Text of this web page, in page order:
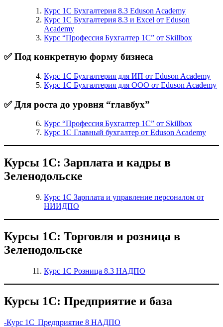
Курс 1С Бухгалтерия 8.3 Eduson Academy
Курс 1С Бухгалтерия 8.3 и Excel от Eduson
Academy
Курс “Профессия Бухгалтер 1С” от Skillbox
✅ Под конкретную форму бизнеса
Курс 1С Бухгалтерия для ИП от Eduson Academy
Курс 1С Бухгалтерия для ООО от Eduson Academy
✅ Для роста до уровня “главбух”
Курс “Профессия Бухгалтер 1С” от Skillbox
Курс 1С Главный бухгалтер от Eduson Academy
Курсы 1С: Зарплата и кадры в
Зеленодольске
Курс 1С Зарплата и управление персоналом от
НИИДПО
Курсы 1С: Торговля и розница в
Зеленодольске
Курс 1С Розница 8.3 НАДПО
Курсы 1С: Предприятие и база
-Курс 1С Предприятие 8 НАДПО